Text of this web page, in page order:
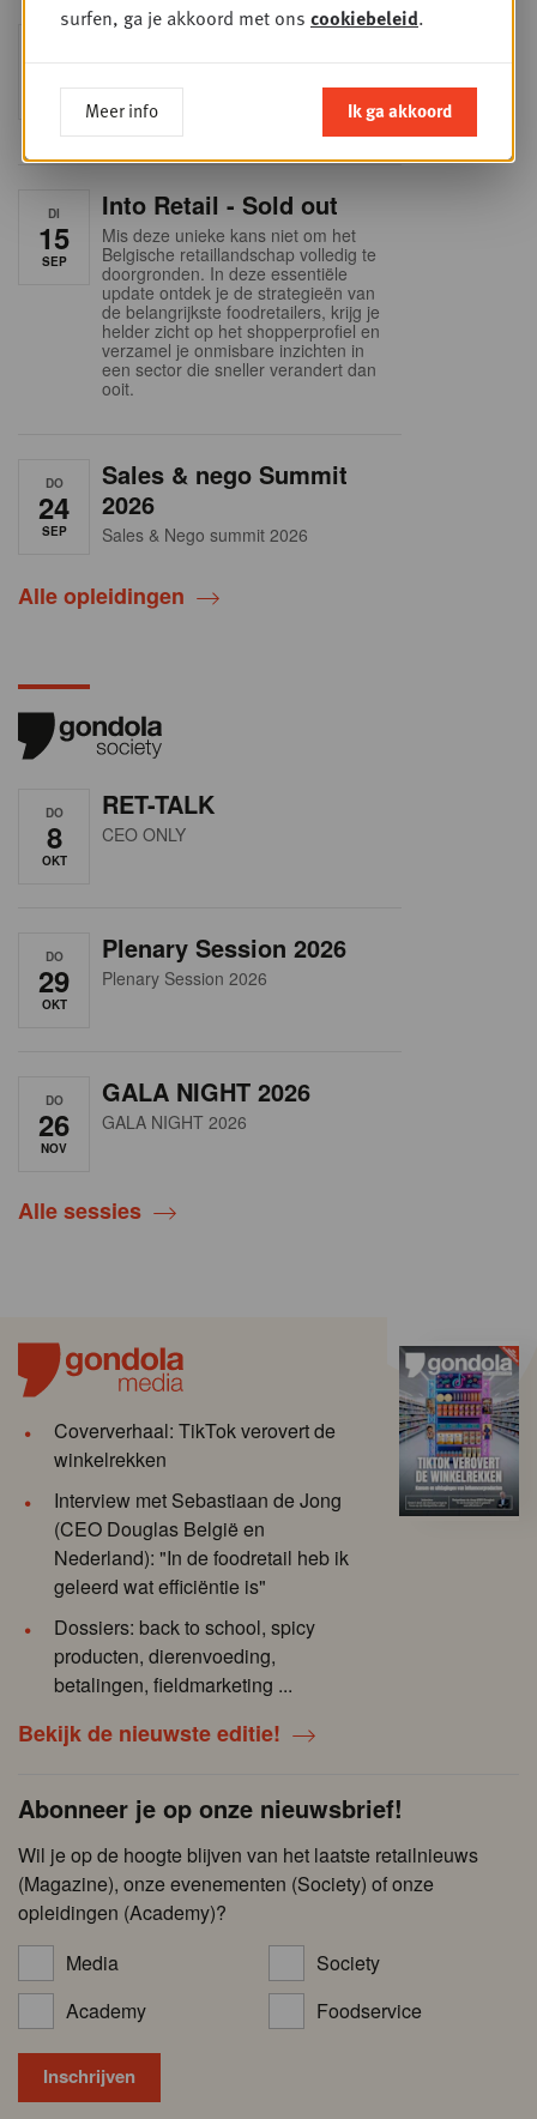
Foodservice - Joint
Intro to Negotiation: Succes aan de
onderhandelingstafel is geen toeval!
DI
15
SEP
Into Retail - Sold out
Mis deze unieke kans niet om het
Belgische retaillandschap volledig te
doorgronden. In deze essentiële
update ontdek je de strategieën van
de belangrijkste foodretailers, krijg je
helder zicht op het shopperprofiel en
verzamel je onmisbare inzichten in
een sector die sneller verandert dan
ooit.
DO
24
SEP
Sales & nego Summit
2026
Sales & Nego summit 2026
Alle opleidingen
DO
8
OKT
RET-TALK
CEO ONLY
DO
29
OKT
Plenary Session 2026
Plenary Session 2026
DO
26
NOV
GALA NIGHT 2026
GALA NIGHT 2026
Alle sessies
Coververhaal: TikTok verovert de
winkelrekken
Interview met Sebastiaan de Jong
(CEO Douglas België en
Nederland): "In de foodretail heb ik
geleerd wat efficiëntie is"
Dossiers: back to school, spicy
producten, dierenvoeding,
betalingen, fieldmarketing ...
Bekijk de nieuwste editie!
Abonneer je op onze nieuwsbrief!
Wil je op de hoogte blijven van het laatste retailnieuws
(Magazine), onze evenementen (Society) of onze
opleidingen (Academy)?
Media
Society
Academy
Foodservice
surfen, ga je akkoord met ons cookiebeleid.
Meer info Ik ga akkoord